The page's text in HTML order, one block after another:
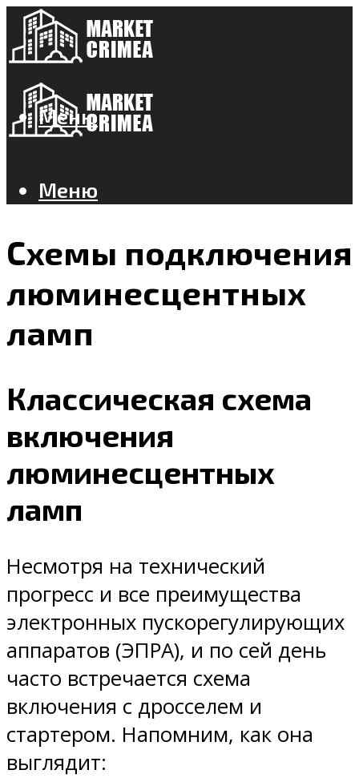
Меню
Меню
Схемы подключения
люминесцентных
ламп
Классическая схема
включения
люминесцентных
ламп
Несмотря на технический
прогресс и все преимущества
электронных пускорегулирующих
аппаратов (ЭПРА), и по сей день
часто встречается схема
включения с дросселем и
стартером. Напомним, как она
выглядит: